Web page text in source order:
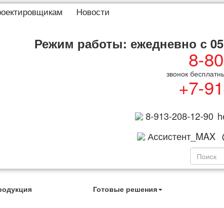
Новости
Режим работы: ежедневно с
8-
звонок
+7-
8-913-208-12-90
Ассистент_MAX
Готовые решения